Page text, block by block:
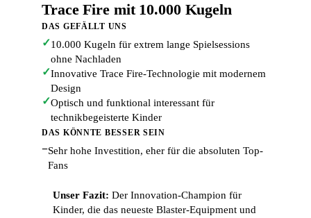
Trace Fire mit 10.000 Kugeln
DAS GEFÄLLT UNS
✓10.000 Kugeln für extrem lange Spielsessions
ohne Nachladen
✓Innovative Trace Fire-Technologie mit modernem
Design
✓Optisch und funktional interessant für
technikbegeisterte Kinder
DAS KÖNNTE BESSER SEIN
−Sehr hohe Investition, eher für die absoluten Top-
Fans
Unser Fazit: Der Innovation-Champion für
Kinder, die das neueste Blaster-Equipment und